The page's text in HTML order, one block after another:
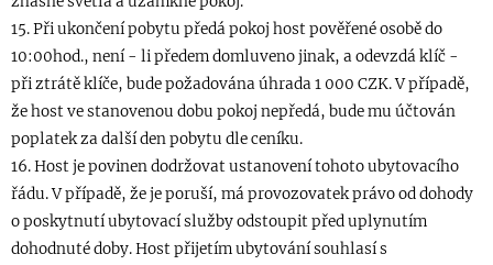
15. Při ukončení pobytu předá pokoj host pověřené osobě do
10:00hod., není - li předem domluveno jinak, a odevzdá klíč -
při ztrátě klíče, bude požadována úhrada 1 000 CZK. V případě,
že host ve stanovenou dobu pokoj nepředá, bude mu účtován
poplatek za další den pobytu dle ceníku.
16. Host je povinen dodržovat ustanovení tohoto ubytovacího
řádu. V případě, že je poruší, má provozovatek právo od dohody
o poskytnutí ubytovací služby odstoupit před uplynutím
dohodnuté doby. Host přijetím ubytování souhlasí s